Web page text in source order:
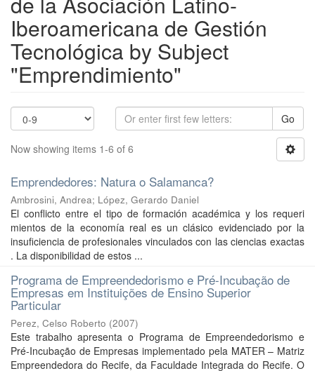
Iberoamericana de Gestión
Tecnológica by Subject
"Emprendimiento"
Go
Now showing items 1-6 of 6
Emprendedores: Natura o Salamanca?
Ambrosini, Andrea; López, Gerardo Daniel
El conflicto entre el tipo de formación académica y los requeri
mientos de la economía real es un clásico evidenciado por la
insuficiencia de profesionales vinculados con las ciencias exactas
. La disponibilidad de estos ...
Programa de Empreendedorismo e Pré-Incubação de
Empresas em Instituições de Ensino Superior
Particular
Perez, Celso Roberto (2007)
Este trabalho apresenta o Programa de Empreendedorismo e
Pré-Incubação de Empresas implementado pela MATER – Matriz
Empreendedora do Recife, da Faculdade Integrada do Recife. O